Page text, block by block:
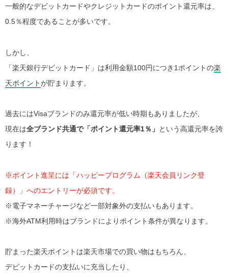
一般的なデビットカードやクレジットカードのポイント還元率は、
0.5％程度であることが多いです。
しかし、
「楽天銀行デビットカード」は利用金額100円につき1ポイントの楽
天ポイントが貯まります。
過去にはVisaブランドのみ還元率が低い時期もありましたが、
現在は全ブランド共通で「ポイント還元率1％」 という高還元率を誇
ります！
※ポイント進呈には「ハッピープログラム（楽天会員リンク登
録）」へのエントリーが必須です。
※電子マネーチャージなど一部対象外の支払いもあります。
※海外ATM利用時はブランドによりポイント条件が異なります。
貯まった楽天ポイントは楽天市場での買い物はもちろん、
デビットカードの支払いに充当したり、